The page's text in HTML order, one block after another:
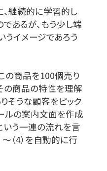
、継続的に学習的し
あるが、もう少し端
うイメージであろう
の商品を100個売り
その商品の特性を理解
りそうな顧客をピック
ールの案内文面を作成
という一連の流れを言
～（4）を自動的に行